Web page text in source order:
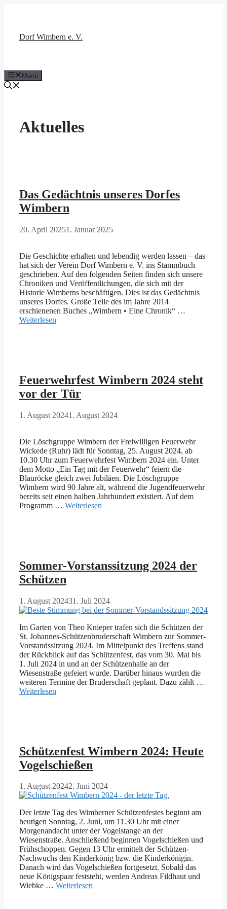
Dorf Wimbern e. V.
Menü
Aktuelles
Das Gedächtnis unseres Dorfes
Wimbern
20. April 20251. Januar 2025
Die Geschichte erhalten und lebendig werden lassen – das
hat sich der Verein Dorf Wimbern e. V. ins Stammbuch
geschrieben. Auf den folgenden Seiten finden sich unsere
Chroniken und Veröffentlichungen, die sich mit der
Historie Wimberns beschäftigen. Dies ist das Gedächtnis
unseres Dorfes. Große Teile des im Jahre 2014
erschienenen Buches „Wimbern • Eine Chronik“ …
Weiterlesen
Feuerwehrfest Wimbern 2024 steht
vor der Tür
1. August 20241. August 2024
Die Löschgruppe Wimbern der Freiwilligen Feuerwehr
Wickede (Ruhr) lädt für Sonntag, 25. August 2024, ab
10.30 Uhr zum Feuerwehrfest Wimbern 2024 ein. Unter
dem Motto „Ein Tag mit der Feuerwehr“ feiern die
Blauröcke gleich zwei Jubiläen. Die Löschgruppe
Wimbern wird 90 Jahre alt, während die Jugendfeuerwehr
bereits seit einen halben Jahrhundert existiert. Auf dem
Programm … Weiterlesen
Sommer-Vorstanssitzung 2024 der
Schützen
1. August 202431. Juli 2024
Im Garten von Theo Knieper trafen sich die Schützen der
St. Johannes-Schützenbruderschaft Wimbern zur Sommer-
Vorstandssitzung 2024. Im Mittelpunkt des Treffens stand
der Rückblick auf das Schützenfest, das vom 30. Mai bis
1. Juli 2024 in und an der Schützenhalle an der
Wiesenstraße gefeiert wurde. Darüber hinaus wurden die
weiteren Termine der Bruderschaft geplant. Dazu zählt …
Weiterlesen
Schützenfest Wimbern 2024: Heute
Vogelschießen
1. August 20242. Juni 2024
Der letzte Tag des Wimberner Schützenfestes beginnt am
heutigen Sonntag, 2. Juni, um 11.30 Uhr mit einer
Morgenandacht unter der Vogelstange an der
Wiesenstraße. Anschließend beginnen Vogelschießen und
Frühschoppen. Gegen 13 Uhr ermittelt der Schützen-
Nachwuchs den Kinderkönig bzw. die Kinderkönigin.
Danach wird das Vogelschießen fortgesetzt. Sobald das
neue Königspaar feststeht, werden Andreas Fildhaut und
Wiebke … Weiterlesen